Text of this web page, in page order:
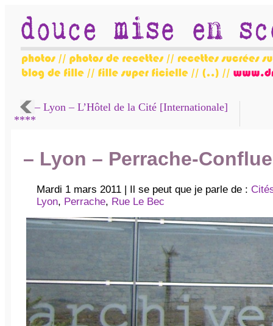
– Lyon – L’Hôtel de la Cité [Internationale]
****
– Lyon – Perrache-
Mardi 1 mars 2011 | Il se peut que je parle de :
Lyon, Perrache, Rue Le Bec